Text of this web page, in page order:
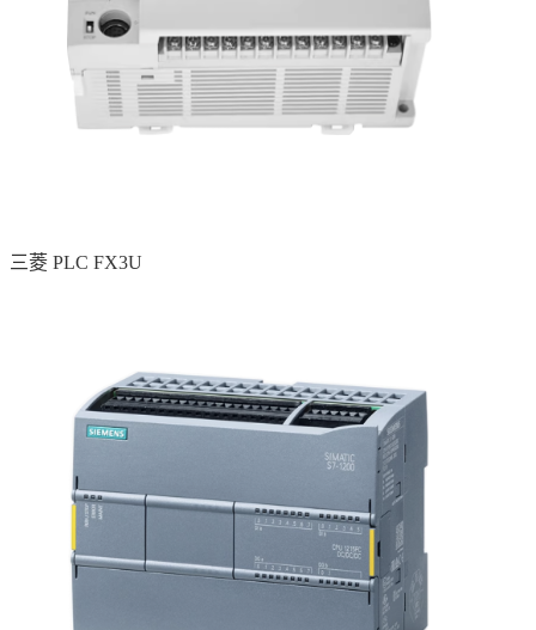
三菱 PLC FX3U